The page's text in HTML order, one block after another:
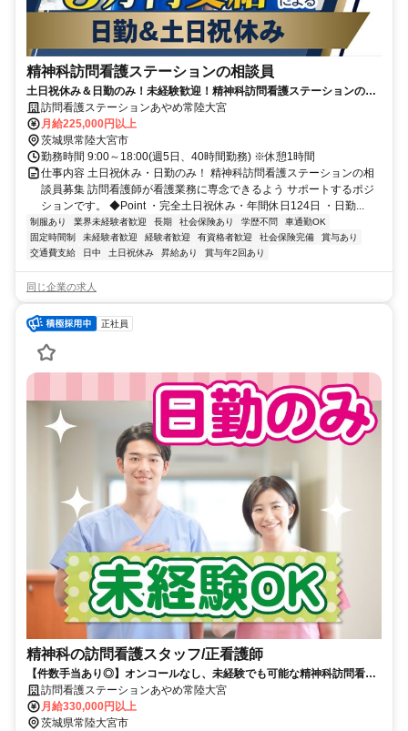
精神科訪問看護ステーションの相談員
土日祝休み＆日勤のみ！未経験歓迎！精神科訪問看護ステーションの相
談員【医療行為なし】
訪問看護ステーションあやめ常陸大宮
月給225,000円以上
茨城県常陸大宮市
勤務時間 9:00～18:00(週5日、40時間勤務) ※休憩1時間
仕事内容 土日祝休み・日勤のみ！ 精神科訪問看護ステーションの相
談員募集 訪問看護師が看護業務に専念できるよう サポートするポジ
ションです。 ◆Point ・完全土日祝休み・年間休日124日 ・日勤...
制服あり 業界未経験者歓迎 長期 社会保険あり 学歴不問
車通勤OK
固定時間制
未経験者歓迎 経験者歓迎 有資格者歓迎 社会保険完備
賞与あり
交通費支給
日中 土日祝休み 昇給あり 賞与年2回あり
同じ企業の求人
正社員
精神科の訪問看護スタッフ/正看護師
【件数手当あり◎】オンコールなし、未経験でも可能な精神科訪問看護
ステーション。正看護師募集
訪問看護ステーションあやめ常陸大宮
月給330,000円以上
茨城県常陸大宮市